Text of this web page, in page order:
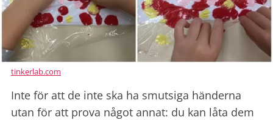
tinkerlab.com
Inte för att de inte ska ha smutsiga händerna
utan för att prova något annat: du kan låta dem